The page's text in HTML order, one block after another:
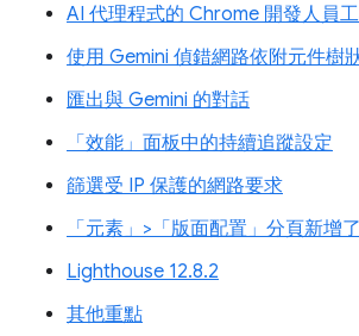
AI 代理程式的 Chrome 開發人員
使用 Gemini 偵錯網路依附元件樹
匯出與 Gemini 的對話
「效能」面板中的持續追蹤設定
篩選受 IP 保護的網路要求
「元素」>「版面配置」分頁新增
Lighthouse 12.8.2
其他重點